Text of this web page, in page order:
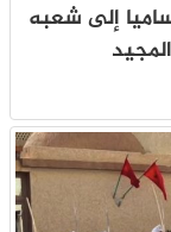
إلى شعبه